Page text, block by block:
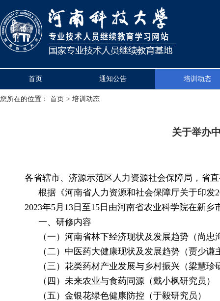
首页 通知公告 培训动态
您所在的位置： 首页 > 培训动态
关于举办
各省辖市、济源示范区人力资源社会保障局，省
根据《河南省人力资源和社会保障厅关于印发
2023年5月13日至15日由河南省农业科学院在新
一、研修内容
（一）河南省林下经济现状及发展趋势（尚忠
（二）中医药大健康现状及发展趋势（贾少谦
（三）花类药材产业发展与乡村振兴（梁慧珍
（四）未来农业与食药同源（戴小枫研究员）
（五）金银花绿色健康防控（于毅研究员）